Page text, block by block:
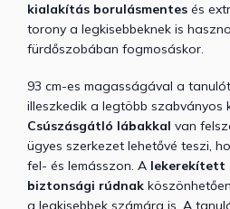
kialakítás borulásmentes és
torony a legkisebbeknek is
fürdőszobában fogmosáskor.
93 cm-es magasságával a
illeszkedik a legtöbb szabványos
Csúszásgátló lábakkal van
ügyes szerkezet lehetővé teszi,
fel- és lemásszon. A lekerekített
biztonsági rúdnak
a legkisebbek számára is. A